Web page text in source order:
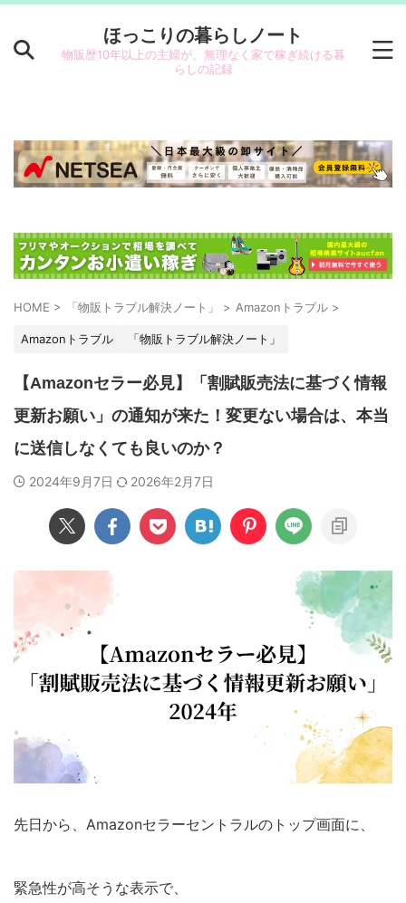
ほっこりの暮らしノート
物販歴10年以上の主婦が、無理なく家で稼ぎ続ける暮
らしの記録
HOME > 「物販トラブル解決ノート」 > Amazonトラブル >
Amazonトラブル 「物販トラブル解決ノート」
【Amazonセラー必見】「割賦販売法に基づく情報
更新お願い」の通知が来た！変更ない場合は、本当
に送信しなくても良いのか？
2024年9月7日 2026年2月7日
先日から、Amazonセラーセントラルのトップ画面に、
緊急性が高そうな表示で、